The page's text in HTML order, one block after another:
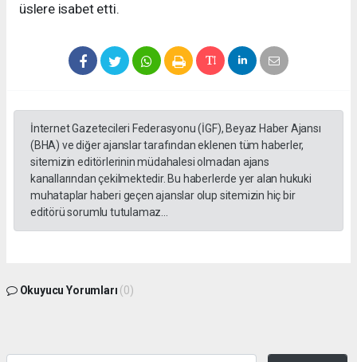
üslere isabet etti.
İnternet Gazetecileri Federasyonu (İGF), Beyaz Haber Ajansı
(BHA) ve diğer ajanslar tarafından eklenen tüm haberler,
sitemizin editörlerinin müdahalesi olmadan ajans
kanallarından çekilmektedir. Bu haberlerde yer alan hukuki
muhataplar haberi geçen ajanslar olup sitemizin hiç bir
editörü sorumlu tutulamaz...
Okuyucu Yorumları (0)